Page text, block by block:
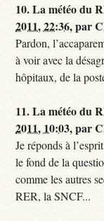
10.La météo du
2011, 22:36,par
Pardon,
à voir avec la
hôpitaux, de la
11.La météo du
2011, 10:03,par
Je réponds à
le fond de la
comme les autres
RER, la SNCF...